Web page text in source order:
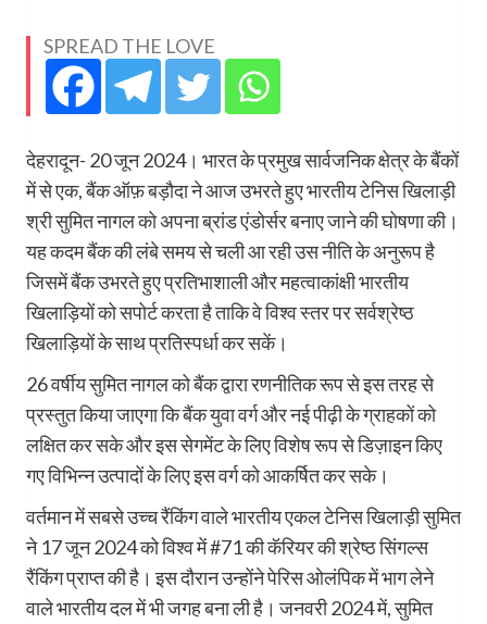
SPREAD THE LOVE
देहरादून- 20 जून 2024। भारत के प्रमुख सार्वजनिक क्षेत्र के बैंकों
में से एक, बैंक ऑफ़ बड़ौदा ने आज उभरते हुए भारतीय टेनिस खिलाड़ी
श्री सुमित नागल को अपना ब्रांड एंडोर्सर बनाए जाने की घोषणा की।
यह कदम बैंक की लंबे समय से चली आ रही उस नीति के अनुरूप है
जिसमें बैंक उभरते हुए प्रतिभाशाली और महत्वाकांक्षी भारतीय
खिलाड़ियों को सपोर्ट करता है ताकि वे विश्व स्तर पर सर्वश्रेष्ठ
खिलाड़ियों के साथ प्रतिस्पर्धा कर सकें।
26 वर्षीय सुमित नागल को बैंक द्वारा रणनीतिक रूप से इस तरह से
प्रस्तुत किया जाएगा कि बैंक युवा वर्ग और नई पीढ़ी के ग्राहकों को
लक्षित कर सके और इस सेगमेंट के लिए विशेष रूप से डिज़ाइन किए
गए विभिन्न उत्पादों के लिए इस वर्ग को आकर्षित कर सके।
वर्तमान में सबसे उच्च रैंकिंग वाले भारतीय एकल टेनिस खिलाड़ी सुमित
ने 17 जून 2024 को विश्व में #71 की कॅरियर की श्रेष्ठ सिंगल्स
रैंकिंग प्राप्त की है। इस दौरान उन्होंने पेरिस ओलंपिक में भाग लेने
वाले भारतीय दल में भी जगह बना ली है। जनवरी 2024 में, सुमित